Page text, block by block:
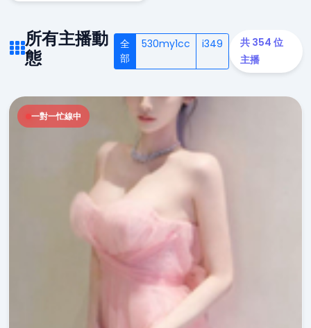
所有主播動
態
全
部
530my1cc i349
共 354 位
主播
一對一忙線中